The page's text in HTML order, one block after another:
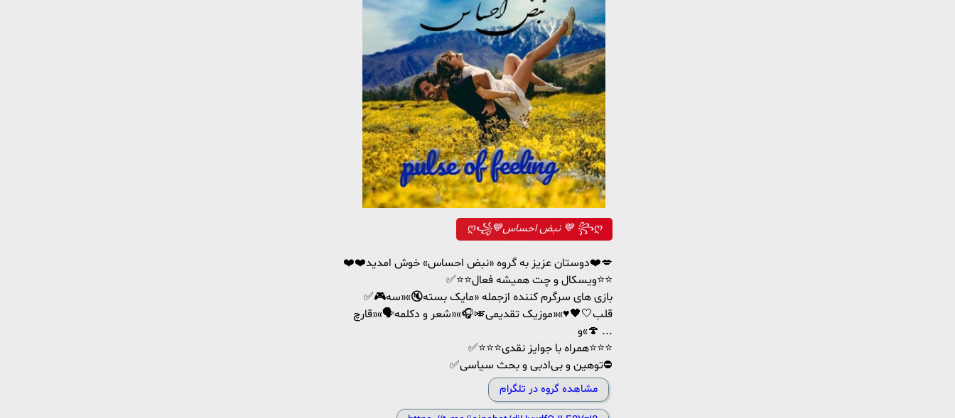
ღ꧁💙نبض احساس 💙 ꧂ღ
❤️❤️دوستان عزیز به گروه «نبض احساس» خوش امدید❤️💋
✅⭐⭐ویسکال و چت همیشه فعال⭐⭐
✅🎮بازی های سرگرم کننده ازجمله «مایک بسته🔇»«سه
قلب🤍🖤♥️»«موزیک تقدیمی🎺🎧»«شعر و دکلمه🗣️»«قارچ
🍄»و ...
✅⭐⭐⭐همراه با جوایز نقدی⭐⭐⭐
✅توهین و بی‌ادبی و بحث سیاسی⛔
مشاهده گروه در تلگرام